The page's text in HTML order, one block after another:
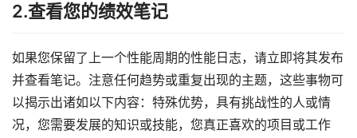
2.查看您的绩效笔记
如果您保留了上一个性能周期的性能日志，请立即将其发布
并查看笔记。注意任何趋势或重复出现的主题，这些事物可
以揭示出诸如以下内容：特殊优势，具有挑战性的人或情
况，您需要发展的知识或技能，您真正喜欢的项目或工作